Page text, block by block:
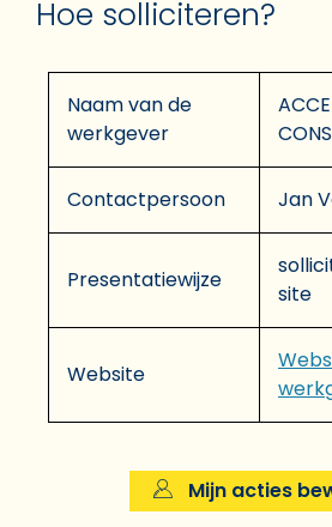
Hoe solliciteren?
Naam van de
werkgever
Contactpersoon Jan
Presentatiewijze
site
Website
Mijn acties